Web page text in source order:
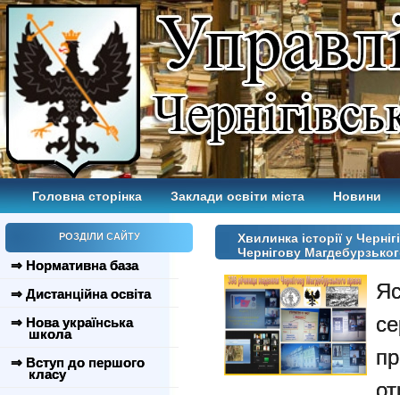
Головна сторінка Заклади освіти міста Новини
РОЗДІЛИ САЙТУ
⇒ Нормативна база
⇒ Дистанційна освіта
⇒ Нова українська
школа
⇒ Вступ до першого
класу
Хвилинка історії у
Чернігову